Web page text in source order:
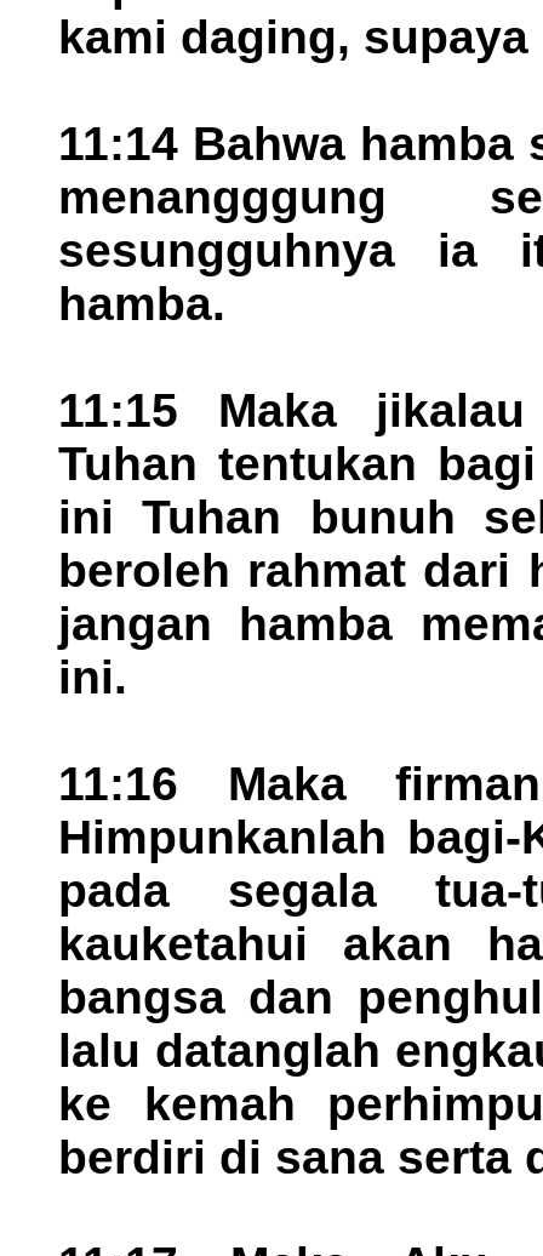
kami daging,
11:14 Bahwa
menangggung
sesungguhnya ia
hamba.
11:15 Maka
Tuhan tentukan
ini Tuhan bunuh
beroleh rahmat dari
jangan hamba
ini.
11:16 Maka
Himpunkanlah
pada segala
kauketahui akan
bangsa dan
lalu datanglah
ke kemah
berdiri di sana serta